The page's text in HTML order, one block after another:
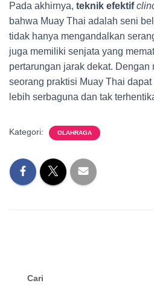
Pada akhirnya, teknik efektif
bahwa Muay Thai adalah seni
tidak hanya mengandalkan
juga memiliki senjata yang
pertarungan jarak dekat. Dengan
seorang praktisi Muay Thai
lebih serbaguna dan tak
Kategori: OLAHRAGA
Cari